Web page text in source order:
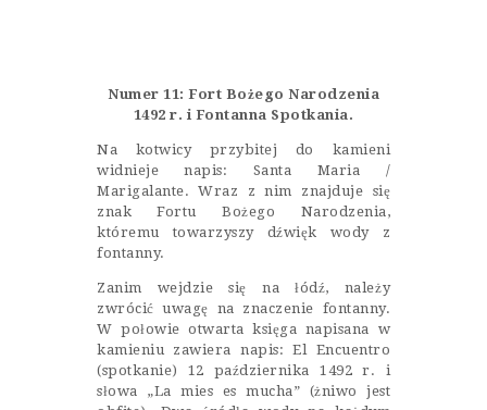
BENALMÁDENA
INICIO
HISTORIA
CONSTRUCCIÓN
FOTOS
Numer 11: Fort Bożego Narodzenia
1492 r. i Fontanna Spotkania.
Na kotwicy przybitej do kamieni
widnieje napis: Santa Maria /
Marigalante. Wraz z nim znajduje się
znak Fortu Bożego Narodzenia,
któremu towarzyszy dźwięk wody z
fontanny.
Zanim wejdzie się na łódź, należy
zwrócić uwagę na znaczenie fontanny.
W połowie otwarta księga napisana w
kamieniu zawiera napis: El Encuentro
(spotkanie) 12 października 1492 r. i
słowa „La mies es mucha” (żniwo jest